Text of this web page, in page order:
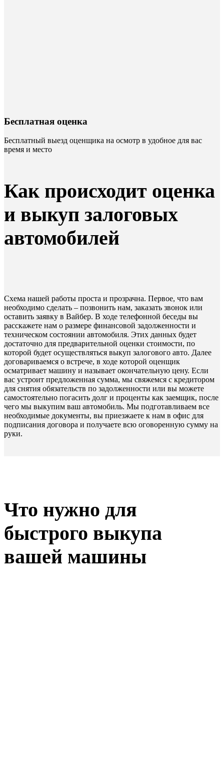
Бесплатная оценка
Бесплатный выезд оценщика на осмотр в удобное для вас
время и место
Как происходит оценка
и выкуп залоговых
автомобилей
Схема нашей работы проста и прозрачна. Первое, что вам
необходимо сделать – позвонить нам, заказать звонок или
оставить заявку в Вайбер. В ходе телефонной беседы вы
расскажете нам о размере финансовой задолженности и
техническом состоянии автомобиля. Этих данных будет
достаточно для предварительной оценки стоимости, по
которой будет осуществляться выкуп залогового авто. Далее
договариваемся о встрече, в ходе которой оценщик
осматривает машину и называет окончательную цену. Если
вас устроит предложенная сумма, мы свяжемся с кредитором
для снятия обязательств по задолженности или вы можете
самостоятельно погасить долг и проценты как заемщик, после
чего мы выкупим ваш автомобиль. Мы подготавливаем все
необходимые документы, вы приезжаете к нам в офис для
подписания договора и получаете всю оговоренную сумму на
руки.
Что нужно для
быстрого выкупа
вашей машины